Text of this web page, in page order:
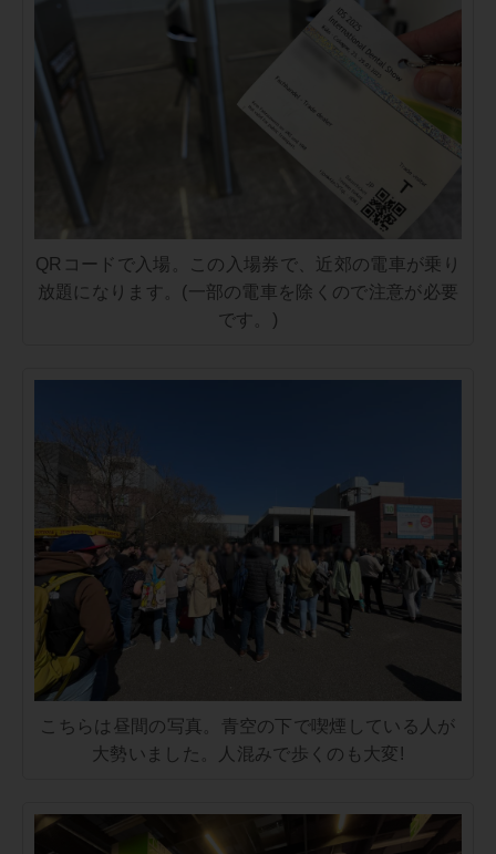
QRコードで入場。この入場券で、近郊の電車が乗り
放題になります。(一部の電車を除くので注意が必要
です。)
こちらは昼間の写真。青空の下で喫煙している人が
大勢いました。人混みで歩くのも大変!